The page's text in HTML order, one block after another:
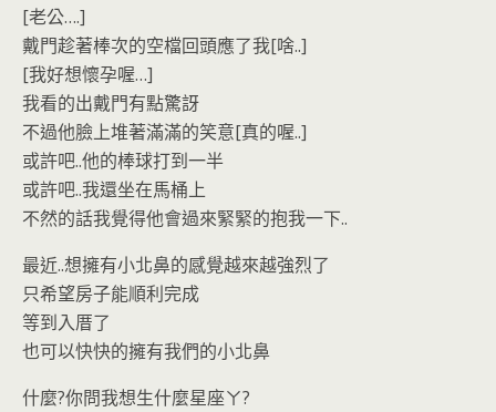
[老公….]
戴門趁著棒次的空檔回頭應了我[啥..]
[我好想懷孕喔…]
我看的出戴門有點驚訝
不過他臉上堆著滿滿的笑意[真的喔..]
或許吧..他的棒球打到一半
或許吧..我還坐在馬桶上
不然的話我覺得他會過來緊緊的抱我一下..
最近..想擁有小北鼻的感覺越來越強烈了
只希望房子能順利完成
等到入厝了
也可以快快的擁有我們的小北鼻
什麼?你問我想生什麼星座ㄚ?